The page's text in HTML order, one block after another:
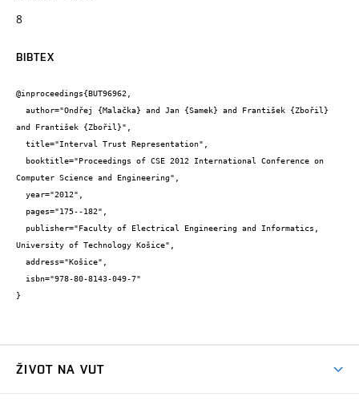
8
BIBTEX
@inproceedings{BUT96962,
and František {Zbořil}",
Computer Science and Engineering",
University of Technology Košice",
}
ŽIVOT NA VUT